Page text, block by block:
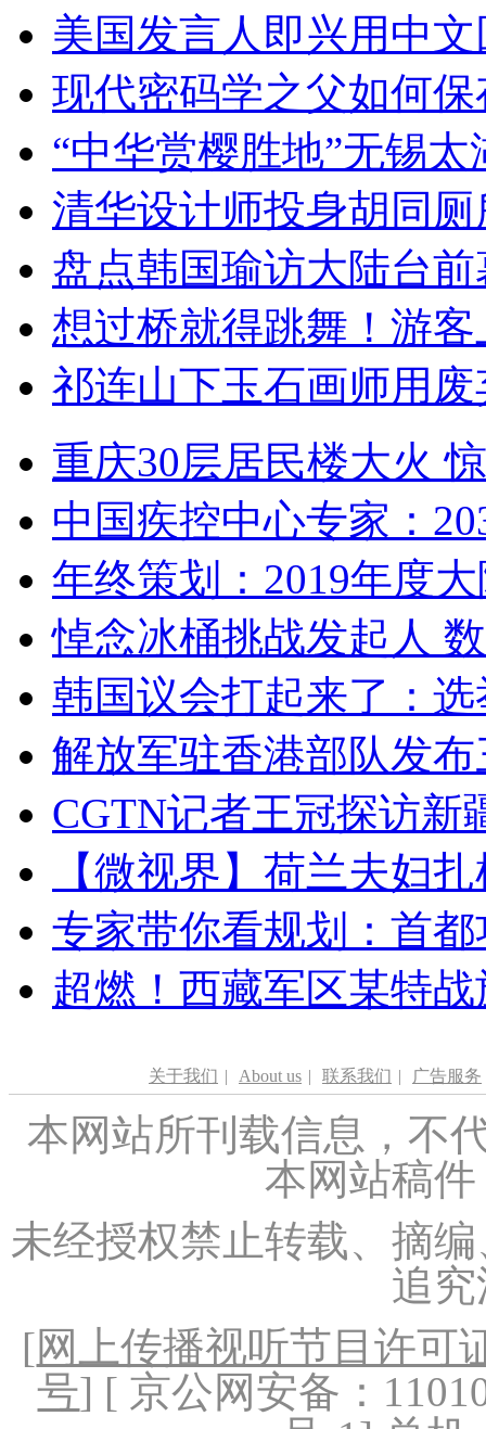
美国发言人即兴用中
现代密码学之父如何
“中华赏樱胜地”无锡
清华设计师投身胡同
盘点韩国瑜访大陆台
想过桥就得跳舞！游客
祁连山下玉石画师用
重庆30层居民楼大火
中国疾控中心专家：
年终策划：2019年度
悼念冰桶挑战发起人
韩国议会打起来了：
解放军驻香港部队发
CGTN记者王冠探访新
【微视界】荷兰夫妇
专家带你看规划：首
超燃！西藏军区某特
关于我们 | About us | 联系我们 | 广告服务
本网站所刊载信息，不
本网站稿
未经授权禁止转载、摘
追
[网上传播视听节目许可
号] [ 京公网安备：